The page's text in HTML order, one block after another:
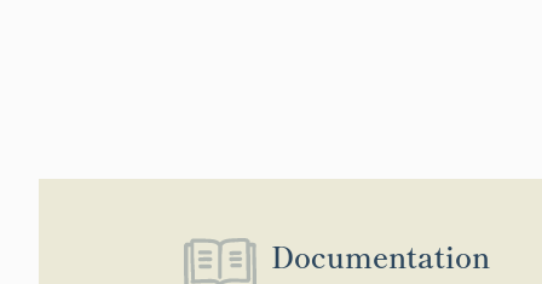
Documentation